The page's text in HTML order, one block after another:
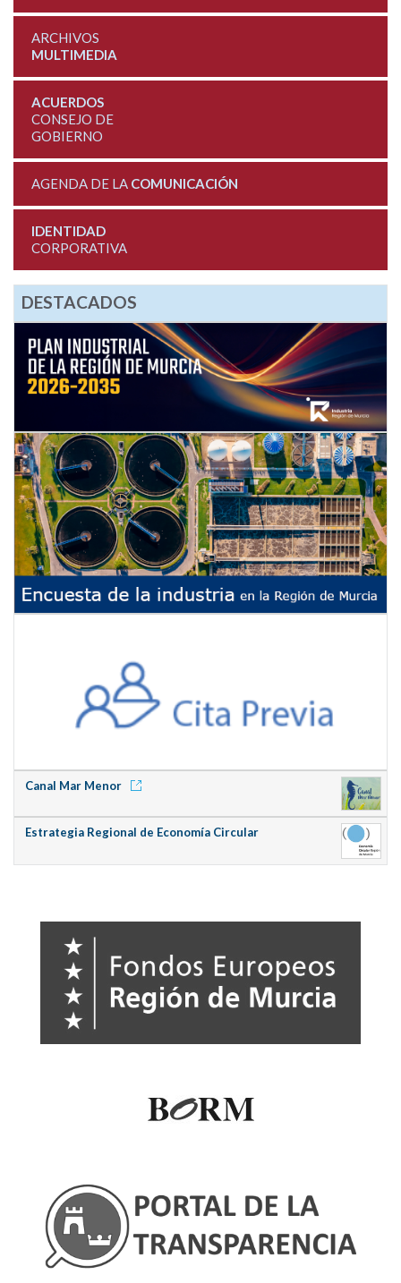
ARCHIVOS
MULTIMEDIA
ACUERDOS
CONSEJO DE
GOBIERNO
AGENDA DE LA COMUNICACIÓN
IDENTIDAD
CORPORATIVA
DESTACADOS
Canal Mar Menor
Estrategia Regional de Economía Circular